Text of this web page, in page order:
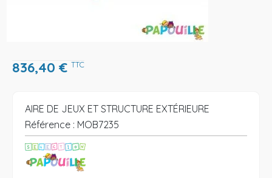
836,40 € TTC
AIRE DE JEUX ET STRUCTURE EXTÉRIEURE
Référence : MOB7235